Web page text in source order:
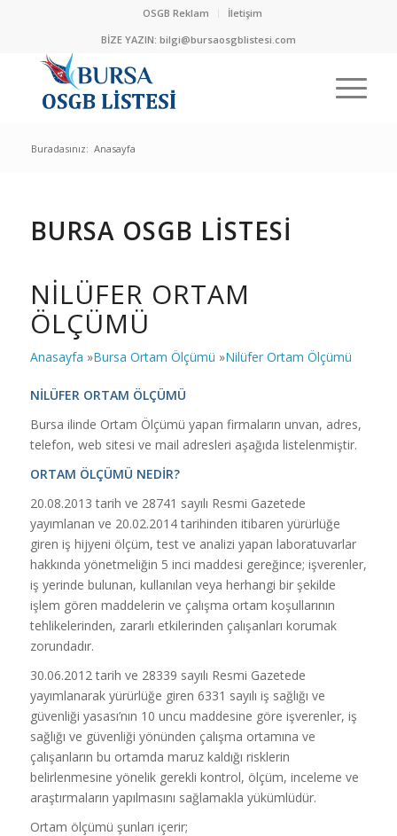
OSGB Reklam
İletişim
BİZE YAZIN: bilgi@bursaosgblistesi.com
Buradasınız: Anasayfa
BURSA OSGB LİSTESİ
NILÜFER ORTAM
ÖLÇÜMÜ
Anasayfa »Bursa Ortam Ölçümü »Nilüfer Ortam Ölçümü
NİLÜFER ORTAM ÖLÇÜMÜ
Bursa ilinde Ortam Ölçümü yapan firmaların unvan, adres,
telefon, web sitesi ve mail adresleri aşağıda listelenmiştir.
ORTAM ÖLÇÜMÜ NEDİR?
20.08.2013 tarih ve 28741 sayılı Resmi Gazetede
yayımlanan ve 20.02.2014 tarihinden itibaren yürürlüğe
giren iş hijyeni ölçüm, test ve analizi yapan laboratuvarlar
hakkında yönetmeliğin 5 inci maddesi gereğince; işverenler,
iş yerinde bulunan, kullanılan veya herhangi bir şekilde
işlem gören maddelerin ve çalışma ortam koşullarının
tehlikelerinden, zararlı etkilerinden çalışanları korumak
zorundadır.
30.06.2012 tarih ve 28339 sayılı Resmi Gazetede
yayımlanarak yürürlüğe giren 6331 sayılı iş sağlığı ve
güvenliği yasası’nın 10 uncu maddesine göre işverenler, iş
sağlığı ve güvenliği yönünden çalışma ortamına ve
çalışanların bu ortamda maruz kaldığı risklerin
belirlenmesine yönelik gerekli kontrol, ölçüm, inceleme ve
araştırmaların yapılmasını sağlamakla yükümlüdür.
Ortam ölçümü şunları içerir;